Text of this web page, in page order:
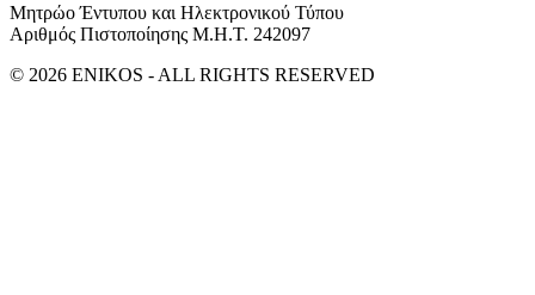
Μητρώο Έντυπου και Ηλεκτρονικού Τύπου
Αριθμός Πιστοποίησης Μ.Η.Τ. 242097
© 2026 ENIKOS - ALL RIGHTS RESERVED